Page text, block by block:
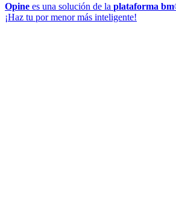
Opine es una solución de la plataforma
¡Haz tu por menor más inteligente!